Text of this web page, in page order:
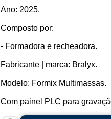
Ano: 2025.
Composto por:
- Formadora e recheadora.
Fabricante | marca: Bralyx.
Modelo: Formix Multimassas.
Com painel PLC para